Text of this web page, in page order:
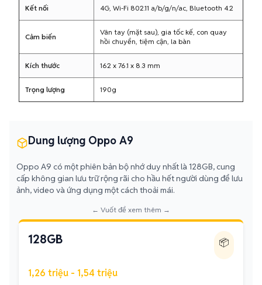
Kết nối 4G, Wi-Fi 802.11 a/b/g/n/ac, Bluetooth 4.2
Cảm biến
Vân tay (mặt sau), gia tốc kế, con quay
hồi chuyển, tiệm cận, la bàn
Kích thước 162 x 76.1 x 8.3 mm
Trọng lượng 190g
Dung lượng Oppo A9
Oppo A9 có một phiên bản bộ nhớ duy nhất là 128GB, cung
cấp không gian lưu trữ rộng rãi cho hầu hết người dùng để lưu
ảnh, video và ứng dụng một cách thoải mái.
← Vuốt để xem thêm →
128GB 📦
1,26 triệu - 1,54 triệu